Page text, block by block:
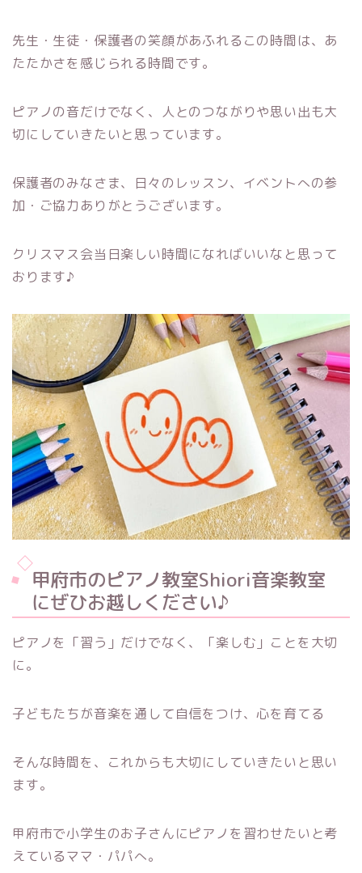
先生・生徒・保護者の笑顔があふれるこの時間は、あ
たたかさを感じられる時間です。
ピアノの音だけでなく、人とのつながりや思い出も大
切にしていきたいと思っています。
保護者のみなさま、日々のレッスン、イベントへの参
加・ご協力ありがとうございます。
クリスマス会当日楽しい時間になればいいなと思って
おります♪
甲府市のピアノ教室Shiori音楽教室
にぜひお越しください♪
ピアノを「習う」だけでなく、「楽しむ」ことを大切
に。
子どもたちが音楽を通して自信をつけ、心を育てる
そんな時間を、これからも大切にしていきたいと思い
ます。
甲府市で小学生のお子さんにピアノを習わせたいと考
えているママ・パパへ。